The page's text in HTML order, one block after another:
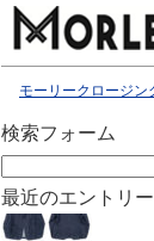
モーリークロージン
検索フォーム
索:
最近のエントリー